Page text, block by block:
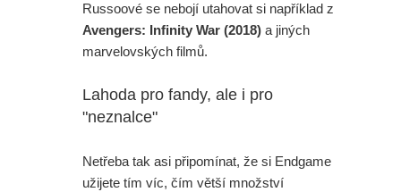
Russoové se nebojí utahovat si například z
Avengers: Infinity War (2018) a jiných
marvelovských filmů.
Lahoda pro fandy, ale i pro
"neznalce"
Netřeba tak asi připomínat, že si Endgame
užijete tím víc, čím větší množství